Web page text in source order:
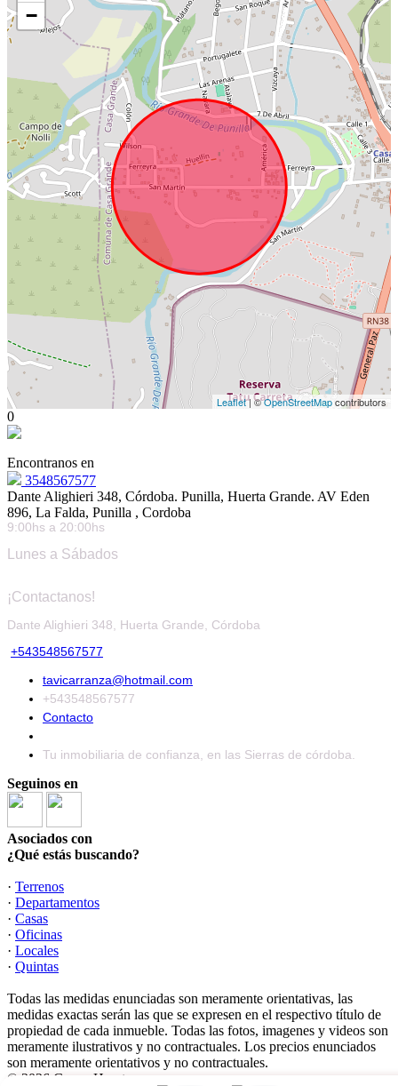
−
Leaflet| ©OpenStreetMapcontributors
0
Encontranos en
3548567577
Dante Alighieri 348, Córdoba. Punilla, Huerta Grande. AV Eden
896, La Falda, Punilla , Cordoba
9:00hs a 20:00hs
Lunes a Sábados
¡Contactanos!
Dante Alighieri 348, Huerta Grande, Córdoba
+543548567577
tavicarranza@hotmail.com
+543548567577
Contacto
Tu inmobiliaria de confianza, en las Sierras de córdoba.
Seguinos en
Asociados con
¿Qué estás buscando?
· Terrenos
· Departamentos
· Casas
· Oficinas
· Locales
· Quintas
Todas las medidas enunciadas son meramente orientativas, las
medidas exactas serán las que se expresen en el respectivo título de
propiedad de cada inmueble. Todas las fotos, imagenes y videos son
meramente ilustrativos y no contractuales. Los precios enunciados
son meramente orientativos y no contractuales.
© 2026 Grupo Huerta.